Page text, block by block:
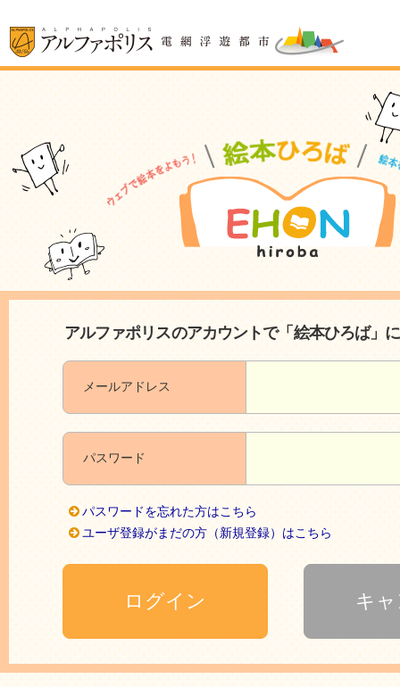
アルファポリスのアカウントで「絵本ひろば」
メールアドレス
パスワード
パスワードを忘れた方はこちら
ユーザ登録がまだの方（新規登録）はこちら